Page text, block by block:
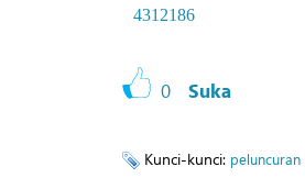
4312186
0 Suka
Kunci-kunci: peluncuran